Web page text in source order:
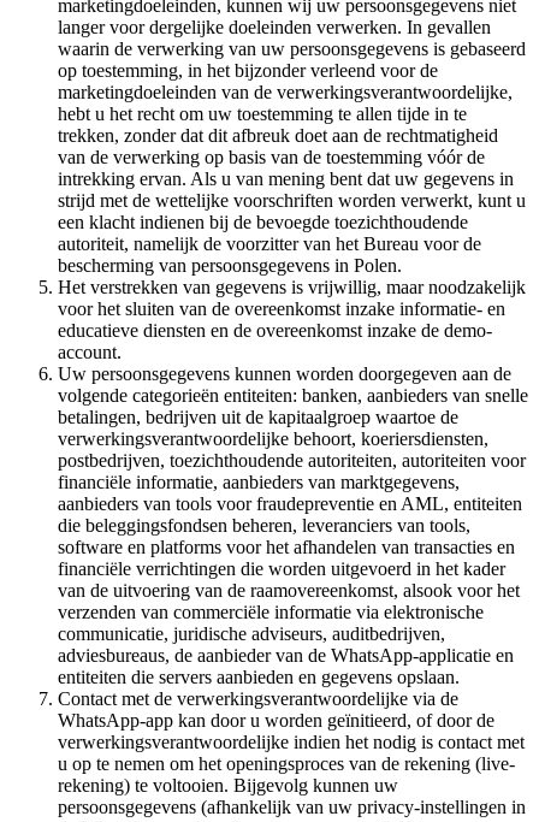
marketingdoeleinden, kunnen wij uw persoonsgegevens niet
langer voor dergelijke doeleinden verwerken. In gevallen
waarin de verwerking van uw persoonsgegevens is gebaseerd
op toestemming, in het bijzonder verleend voor de
marketingdoeleinden van de verwerkingsverantwoordelijke,
hebt u het recht om uw toestemming te allen tijde in te
trekken, zonder dat dit afbreuk doet aan de rechtmatigheid
van de verwerking op basis van de toestemming vóór de
intrekking ervan. Als u van mening bent dat uw gegevens in
strijd met de wettelijke voorschriften worden verwerkt, kunt u
een klacht indienen bij de bevoegde toezichthoudende
autoriteit, namelijk de voorzitter van het Bureau voor de
bescherming van persoonsgegevens in Polen.
Het verstrekken van gegevens is vrijwillig, maar noodzakelijk
voor het sluiten van de overeenkomst inzake informatie- en
educatieve diensten en de overeenkomst inzake de demo-
account.
Uw persoonsgegevens kunnen worden doorgegeven aan de
volgende categorieën entiteiten: banken, aanbieders van snelle
betalingen, bedrijven uit de kapitaalgroep waartoe de
verwerkingsverantwoordelijke behoort, koeriersdiensten,
postbedrijven, toezichthoudende autoriteiten, autoriteiten voor
financiële informatie, aanbieders van marktgegevens,
aanbieders van tools voor fraudepreventie en AML, entiteiten
die beleggingsfondsen beheren, leveranciers van tools,
software en platforms voor het afhandelen van transacties en
financiële verrichtingen die worden uitgevoerd in het kader
van de uitvoering van de raamovereenkomst, alsook voor het
verzenden van commerciële informatie via elektronische
communicatie, juridische adviseurs, auditbedrijven,
adviesbureaus, de aanbieder van de WhatsApp-applicatie en
entiteiten die servers aanbieden en gegevens opslaan.
Contact met de verwerkingsverantwoordelijke via de
WhatsApp-app kan door u worden geïnitieerd, of door de
verwerkingsverantwoordelijke indien het nodig is contact met
u op te nemen om het openingsproces van de rekening (live-
rekening) te voltooien. Bijgevolg kunnen uw
persoonsgegevens (afhankelijk van uw privacy-instellingen in